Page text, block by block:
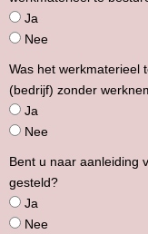
Ja
Nee
Was het werkmaterieel
(bedrijf) zonder
Ja
Nee
Bent u naar aanleiding
gesteld?
Ja
Nee